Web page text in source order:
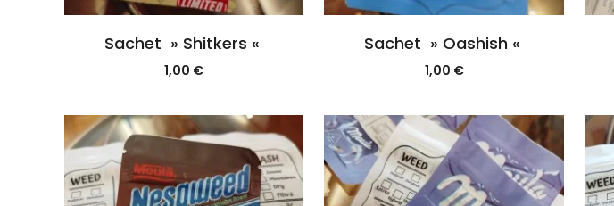
Sachet » Shitkers «
1,00 €
Sachet » Oashish «
1,00 €